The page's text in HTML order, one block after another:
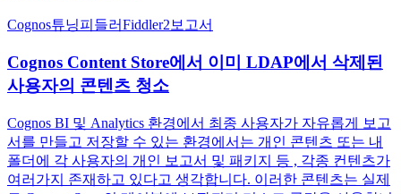
Cognos튜닝피들러Fiddler2 보고서
Cognos Content Store에서 이미 LDAP에서 삭제된
사용자의 콘텐츠 청소
Cognos BI 및 Analytics 환경에서 최종 사용자가 자유롭게 보고
서를 만들고 저장할 수 있는 환경에서는 개인 콘텐츠 또는 내
폴더에 각 사용자의 개인 보고서 및 패키지 등 , 각종 컨텐츠가
여러가지 존재하고 있다고 생각합니다. 이러한 콘텐츠는 실제